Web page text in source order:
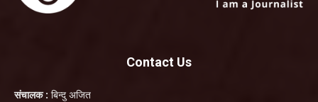
Contact Us
संचालक : बिन्दु अजित